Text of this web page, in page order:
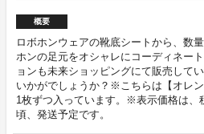
概要
ロボホンウェアの靴底シートから、数
ホンの足元をオシャレにコーディネー
ョンも未来ショッピングにて販売して
いかがでしょうか？※こちらは【オレ
1枚ずつ入っています。※表示価格は
頃、発送予定です。